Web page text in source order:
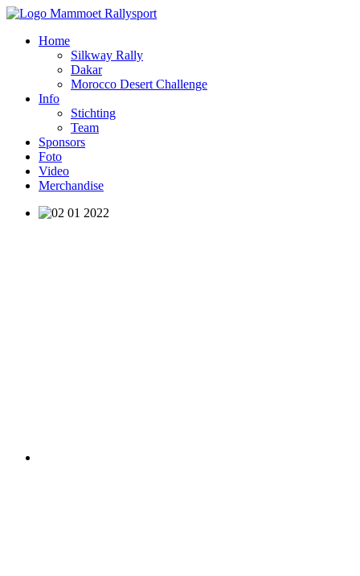
Home
Silkway Rally
Dakar
Morocco Desert Challenge
Info
Stichting
Team
Sponsors
Foto
Video
Merchandise